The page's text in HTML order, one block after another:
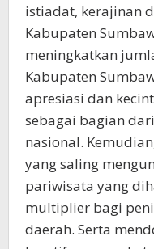
istiadat, kerajinan
Kabupaten
meningkatkan
Kabupaten
apresiasi dan
sebagai bagian
nasional.
yang saling
pariwisata yang
multiplier bagi
daerah. Serta